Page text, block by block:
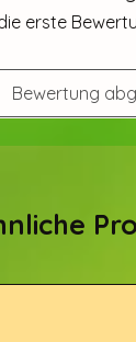
erste
Bewertung